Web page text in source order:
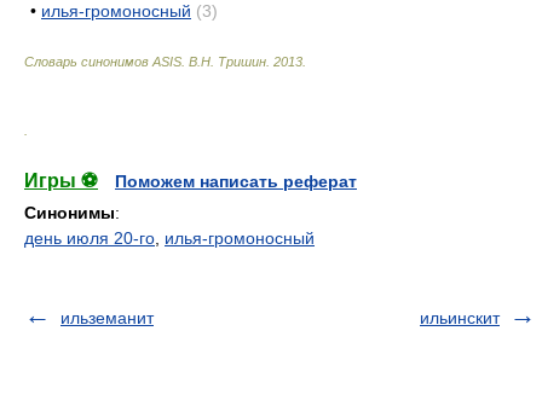
• илья-громоносный (3)
Словарь синонимов ASIS. В.Н. Тришин 2013
Игры ⚽
Поможем написать реферат
Синонимы:
день июля 20-го илья-громоносный
ильземанит ильинскит